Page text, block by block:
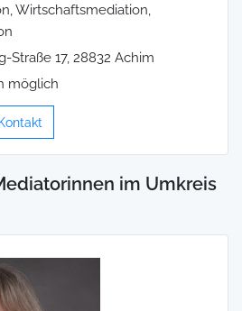
Wirtschaftsmediation,
Straße 17, 28832 Achim
möglich
im Umkreis